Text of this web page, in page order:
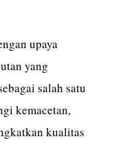
upaya
yang
salah satu
kemacetan,
kualitas